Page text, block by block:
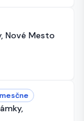
Nové Mesto
mesčne